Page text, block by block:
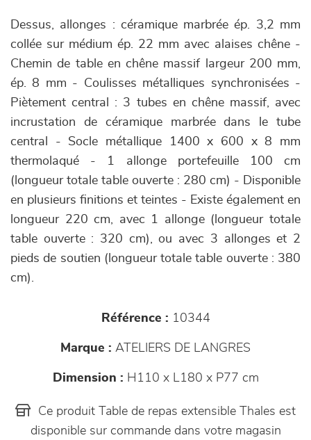
Dessus, allonges : céramique marbrée ép. 3,2 mm
collée sur médium ép. 22 mm avec alaises chêne -
Chemin de table en chêne massif largeur 200 mm,
ép. 8 mm - Coulisses métalliques synchronisées -
Piètement central : 3 tubes en chêne massif, avec
incrustation de céramique marbrée dans le tube
central - Socle métallique 1400 x 600 x 8 mm
thermolaqué - 1 allonge portefeuille 100 cm
(longueur totale table ouverte : 280 cm) - Disponible
en plusieurs finitions et teintes - Existe également en
longueur 220 cm, avec 1 allonge (longueur totale
table ouverte : 320 cm), ou avec 3 allonges et 2
pieds de soutien (longueur totale table ouverte : 380
cm).
Référence : 10344
Marque : ATELIERS DE LANGRES
Dimension : H110 x L180 x P77 cm
Ce produit Table de repas extensible Thales est
disponible sur commande dans votre magasin